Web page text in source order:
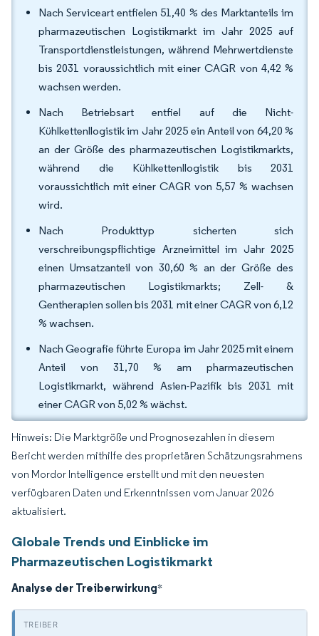
Nach Serviceart entfielen 51,40 % des Marktanteils im
pharmazeutischen Logistikmarkt im Jahr 2025 auf
Transportdienstleistungen, während Mehrwertdienste
bis 2031 voraussichtlich mit einer CAGR von 4,42 %
wachsen werden.
Nach Betriebsart entfiel auf die Nicht-
Kühlkettenllogistik im Jahr 2025 ein Anteil von 64,20 %
an der Größe des pharmazeutischen Logistikmarkts,
während die Kühlkettenllogistik bis 2031
voraussichtlich mit einer CAGR von 5,57 % wachsen
wird.
Nach Produkttyp sicherten sich
verschreibungspflichtige Arzneimittel im Jahr 2025
einen Umsatzanteil von 30,60 % an der Größe des
pharmazeutischen Logistikmarkts; Zell- &
Gentherapien sollen bis 2031 mit einer CAGR von 6,12
% wachsen.
Nach Geografie führte Europa im Jahr 2025 mit einem
Anteil von 31,70 % am pharmazeutischen
Logistikmarkt, während Asien-Pazifik bis 2031 mit
einer CAGR von 5,02 % wächst.
Hinweis: Die Marktgröße und Prognosezahlen in diesem
Bericht werden mithilfe des proprietären Schätzungsrahmens
von Mordor Intelligence erstellt und mit den neuesten
verfügbaren Daten und Erkenntnissen vom Januar 2026
aktualisiert.
Globale Trends und Einblicke im
Pharmazeutischen Logistikmarkt
Analyse der Treiberwirkung*